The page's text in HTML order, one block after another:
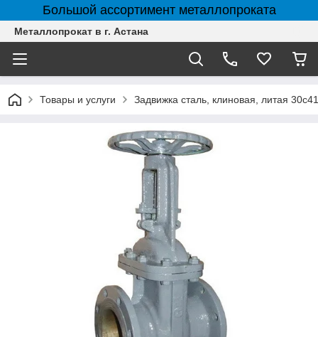
Большой ассортимент металлопроката
Металлопрокат в г. Астана
Товары и услуги Задвижка сталь, клиновая, литая